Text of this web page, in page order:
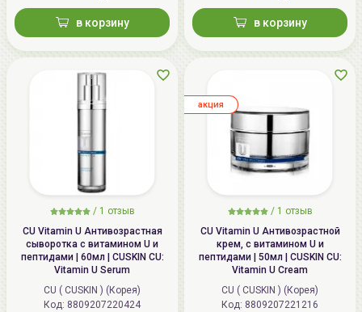
в корзину в корзину
/ 1 отзыв
CU Vitamin U Антивозрастная
сыворотка с витамином U и
пептидами | 60мл | CUSKIN CU:
Vitamin U Serum
CU ( CUSKIN ) (Корея)
Код: 8809207220424
/ 1 отзыв
CU Vitamin U Антивозрастной
крем, с витамином U и
пептидами | 50мл | CUSKIN CU:
Vitamin U Cream
CU ( CUSKIN ) (Корея)
Код: 8809207221216
aкция